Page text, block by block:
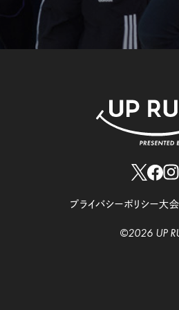
プライバシーポリシー大
©2026 UP